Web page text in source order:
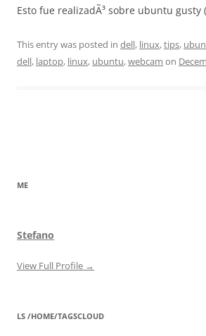
Esto fue realizadÃ³ sobre ubuntu gusty
This entry was posted in dell, linux,tips,
dell, laptop, linux, ubuntu,webcam on
ME
Stefano
View Full Profile →
LS /HOME/TAGSCLOUD